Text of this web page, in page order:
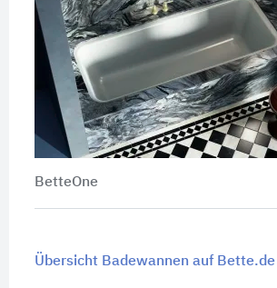
BetteOne
Übersicht Badewannen auf Bette.de